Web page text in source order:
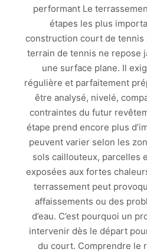
performant Le
étapes les plus
construction court de tennis
terrain de tennis ne repose
une surface plane. Il
régulière et parfaitement
être analysé, nivelé,
contraintes du futur
étape prend encore plus
peuvent varier selon les
sols caillouteux, parcelles
exposées aux fortes
terrassement peut
affaissements ou des
d’eau. C’est pourquoi un
intervenir dès le départ
du court. Comprendre le